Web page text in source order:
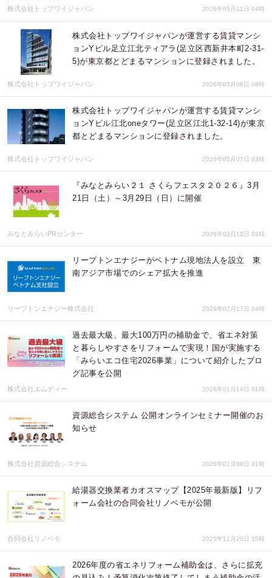
株式会社トップワイジャパン 2026年05月11日 04時
株式会社トップワイジャパンが運営する賃貸マンシ
ョンYビル足立江北ティアラ(足立区西新井本町2-31-
5)が東京都とどまるマンションに登録されました。
株式会社トップワイジャパン 2026年05月08日 08時
株式会社トップワイジャパンが運営する賃貸マンシ
ョンYビル江北oneタワー(足立区江北1-32-14)が東京
都とどまるマンションに登録されました。
株式会社トップワイジャパン 2026年05月07日 03時
『みなとみらい２１ さくらフェスタ２０２６』3月
21日（土）～3月29日（日）に開催
みなとみらいPRセンター 2026年03月13日 02時
リープトンエナジーがベトナム現地法人を設立 東
南アジア市場でのシェア拡大を推進
リープトンエナジー株式会社 2026年02月17日 04時
過去最大級、最大100万円の補助金で、省エネ対策
と暮らしやすさをリフォームで実現！国が実施する
「みらいエコ住宅2026事業」について紹介したブロ
グ記事を公開
株式会社エムディー 2026年01月14日 01時
資源総合システム 公開オンラインセミナー開催のお
知らせ
株式会社資源総合システム 2026年01月08日 01時
給湯器交換業者カオスマップ【2025年最新版】リフ
ォーム会社の合同会社リノベモが公開
合同会社リノベモ 2025年11月20日 15時
2026年度の省エネリフォーム補助金は、さらに拡充